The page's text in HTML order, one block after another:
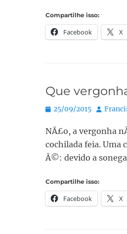
Compartilhe isso:
Facebook X
Que
Posted
25/09/2015 Autor:
NÃ£o, a vergonha
cochilada feia. Uma
Ã©: devido a
Compartilhe isso:
Facebook X